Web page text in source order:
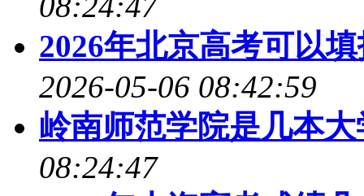
2026年北京高考可以
2026-05-06 08:42:59
岭南师范学院是几本
08:24:47